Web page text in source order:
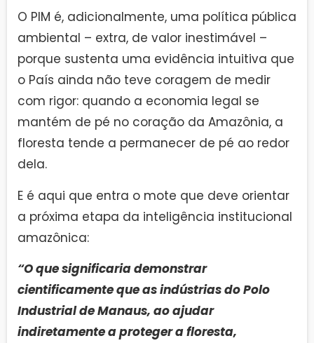
O PIM é, adicionalmente, uma política pública
ambiental – extra, de valor inestimável –
porque sustenta uma evidência intuitiva que
o País ainda não teve coragem de medir
com rigor: quando a economia legal se
mantém de pé no coração da Amazônia, a
floresta tende a permanecer de pé ao redor
dela.
E é aqui que entra o mote que deve orientar
a próxima etapa da inteligência institucional
amazônica:
“O que significaria demonstrar
cientificamente que as indústrias do Polo
Industrial de Manaus, ao ajudar
indiretamente a proteger a floresta,